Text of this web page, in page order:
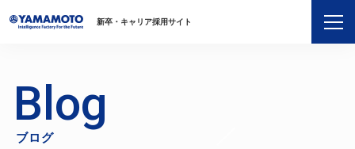
新卒・キャリア採用サイト
Blog
ブログ